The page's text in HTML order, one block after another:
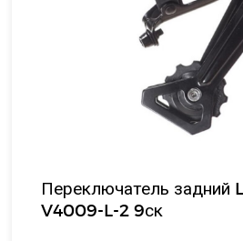
Переключатель задний
V4009-L-2 9ск